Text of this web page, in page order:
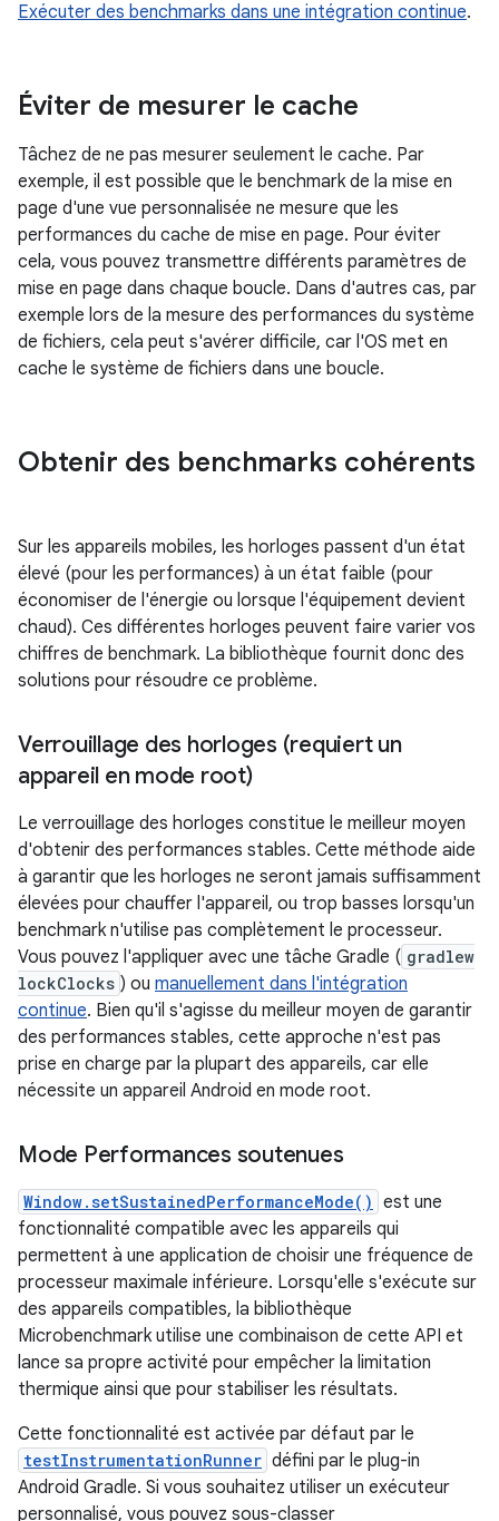
Exécuter des benchmarks dans une intégration continue.
Éviter de mesurer le cache
Tâchez de ne pas mesurer seulement le cache. Par
exemple, il est possible que le benchmark de la mise en
page d'une vue personnalisée ne mesure que les
performances du cache de mise en page. Pour éviter
cela, vous pouvez transmettre différents paramètres de
mise en page dans chaque boucle. Dans d'autres cas, par
exemple lors de la mesure des performances du système
de fichiers, cela peut s'avérer difficile, car l'OS met en
cache le système de fichiers dans une boucle.
Obtenir des benchmarks cohérents
Sur les appareils mobiles, les horloges passent d'un état
élevé (pour les performances) à un état faible (pour
économiser de l'énergie ou lorsque l'équipement devient
chaud). Ces différentes horloges peuvent faire varier vos
chiffres de benchmark. La bibliothèque fournit donc des
solutions pour résoudre ce problème.
Verrouillage des horloges (requiert un
appareil en mode root)
Le verrouillage des horloges constitue le meilleur moyen
d'obtenir des performances stables. Cette méthode aide
à garantir que les horloges ne seront jamais suffisamment
élevées pour chauffer l'appareil, ou trop basses lorsqu'un
benchmark n'utilise pas complètement le processeur.
Vous pouvez l'appliquer avec une tâche Gradle ( gradlew
lockClocks ) ou manuellement dans l'intégration
continue. Bien qu'il s'agisse du meilleur moyen de garantir
des performances stables, cette approche n'est pas
prise en charge par la plupart des appareils, car elle
nécessite un appareil Android en mode root.
Mode Performances soutenues
Window.setSustainedPerformanceMode() est une
fonctionnalité compatible avec les appareils qui
permettent à une application de choisir une fréquence de
processeur maximale inférieure. Lorsqu'elle s'exécute sur
des appareils compatibles, la bibliothèque
Microbenchmark utilise une combinaison de cette API et
lance sa propre activité pour empêcher la limitation
thermique ainsi que pour stabiliser les résultats.
Cette fonctionnalité est activée par défaut par le
testInstrumentationRunner défini par le plug-in
Android Gradle. Si vous souhaitez utiliser un exécuteur
personnalisé, vous pouvez sous-classer